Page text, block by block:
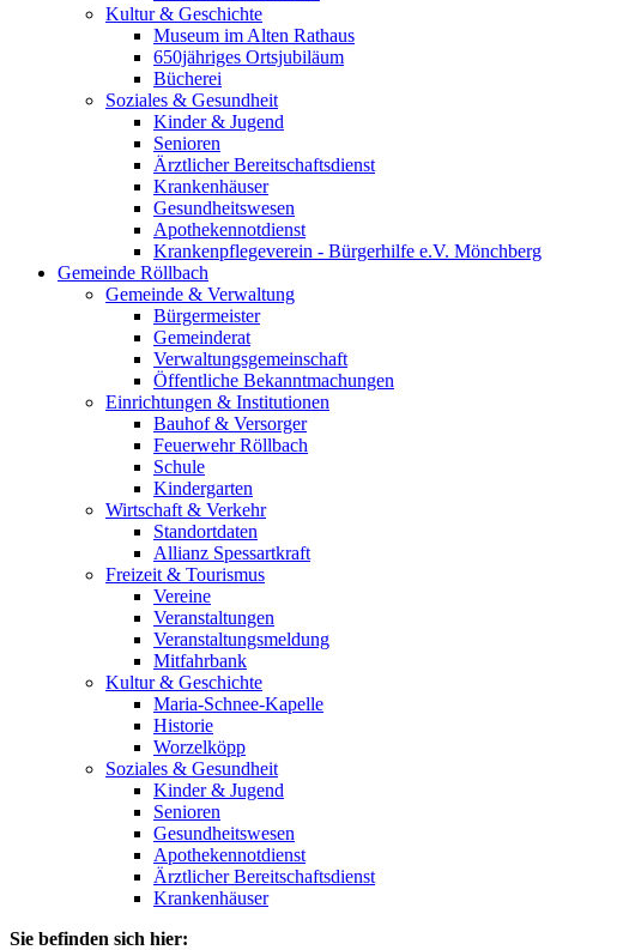
Kultur & Geschichte
Museum im Alten Rathaus
650jähriges Ortsjubiläum
Bücherei
Soziales & Gesundheit
Kinder & Jugend
Senioren
Ärztlicher Bereitschaftsdienst
Krankenhäuser
Gesundheitswesen
Apothekennotdienst
Krankenpflegeverein - Bürgerhilfe e.V. Mönchberg
Gemeinde Röllbach
Gemeinde & Verwaltung
Bürgermeister
Gemeinderat
Verwaltungsgemeinschaft
Öffentliche Bekanntmachungen
Einrichtungen & Institutionen
Bauhof & Versorger
Feuerwehr Röllbach
Schule
Kindergarten
Wirtschaft & Verkehr
Standortdaten
Allianz Spessartkraft
Freizeit & Tourismus
Vereine
Veranstaltungen
Veranstaltungsmeldung
Mitfahrbank
Kultur & Geschichte
Maria-Schnee-Kapelle
Historie
Worzelköpp
Soziales & Gesundheit
Kinder & Jugend
Senioren
Gesundheitswesen
Apothekennotdienst
Ärztlicher Bereitschaftsdienst
Krankenhäuser
Sie befinden sich hier: